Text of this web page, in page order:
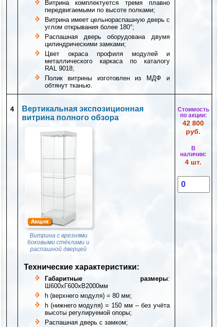
Витрина комплектуется тремя плавно
передвигаемыми по высоте полками;
Витрина имеет цельнораспашную дверь с
углом открывания более 180°;
Распашная дверь оборудована двумя
цилиндрическими замками;
Цвет окраса профиля модулей и
металлического каркаса по каталогу
RAL 9018;
Полик витрины изготовлен из МДФ и
обтянут тканью.
4
Вертикальная экспозиционная
витрина полного обзора
Витрина с врезнями
боковыми стёклами и
распашной дверцей
Технические характеристики:
Габаритные размеры:
Ш600хГ600хВ2000мм
h (верхнего модуля) = 80 мм;
h (нижнего модуля) = 150 мм – без учёта
высоты регулируемой опоры;
Распашная дверь с замком;
Стоимость
по акции:
42 800
руб.
В
наличии:
4 шт.